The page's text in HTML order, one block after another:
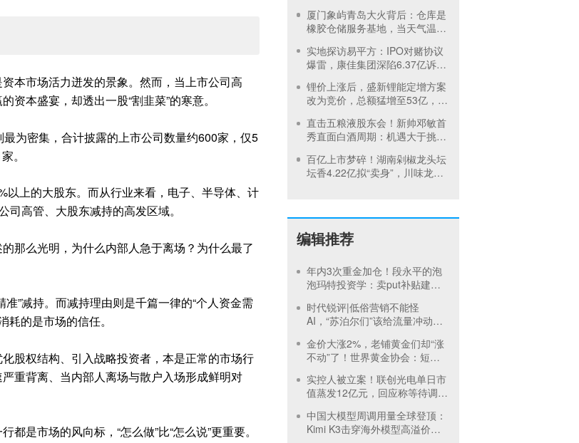
本市场活力迸发的景象。然而，当上市公司高
本盛宴，却透出一股“割韭菜”的寒意。
为密集，合计披露的上市公司数量约600家，仅5
。
上的大股东。而从行业来看，电子、半导体、计
司高管、大股东减持的高发区域。
那么光明，为什么内部人急于离场？为什么最了
”减持。而减持理由则是千篇一律的“个人资金需
耗的是市场的信任。
股权结构、引入战略投资者，本是正常的市场行
重背离、当内部人离场与散户入场形成鲜明对
是市场的风向标，“怎么做”比“怎么说”更重要。
厦门象屿青岛大火背后：仓库是
橡胶仓储服务基地，当天气温未
理培训
实地探访易平方：IPO对赌协议
爆雷，康佳集团深陷6.37亿诉讼
锂价上涨后，盛新锂能定增方案
改为竞价，总额猛增至53亿，终
直击五粮液股东会！新帅邓敏首
秀直面白酒周期：机遇大于挑
百亿上市梦碎！湖南剁椒龙头坛
坛香4.22亿拟“卖身”，川味龙头
编辑推荐
年内3次重金加仓！段永平的泡
泡玛特投资学：卖put补贴建
持有
时代锐评|低俗营销不能怪
AI，“苏泊尔们”该给流量冲动踩
金价大涨2%，老铺黄金们却“涨
不动”了！世界黄金协会：短期
实控人被立案！联创光电单日市
值蒸发12亿元，回应称等待调查
中国大模型周调用量全球登顶：
Kimi K3击穿海外模型高溢价壁